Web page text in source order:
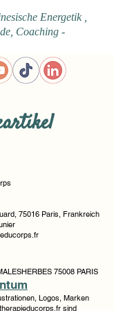
Energetik
Coaching -
75016 Paris, Frankreich
75008 PARIS
Logos, Marken
sind